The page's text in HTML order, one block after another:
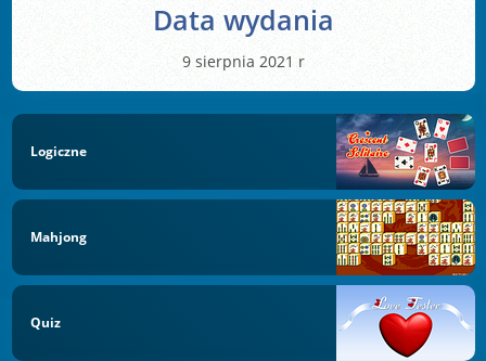
Data wydania
9 sierpnia 2021 r
Logiczne
Mahjong
Quiz